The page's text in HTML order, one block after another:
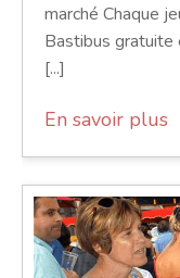
marché Chaque
Bastibus gratuite
[...]
En savoir plus